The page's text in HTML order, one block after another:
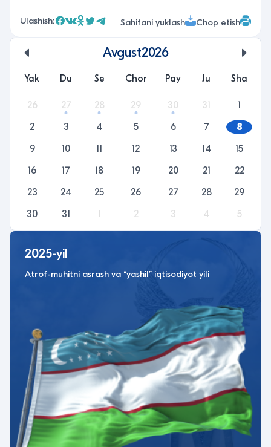
Ulashish: Sahifani yuklash Chop etish
Avgust2026
Yak Du Se Chor Pay Ju Sha
26 27 28 29 30 31
1
2
3 4 5 6 7
8
9
10 11 12 13 14
15
16
17 18 19 20 21
22
23
24 25 26 27 28
29
30
31 2 3 4 5
2025-yil
Atrof-muhitni asrash va “yashil” iqtisodiyot yili